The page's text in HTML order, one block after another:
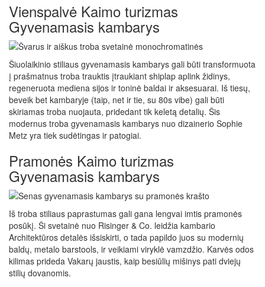
Vienspalvė Kaimo turizmas
Gyvenamasis kambarys
Šiuolaikinio stiliaus gyvenamasis kambarys gali būti transformuota
į prašmatnus troba trauktis įtraukiant shiplap aplink židinys,
regeneruota mediena sijos ir toninė baldai ir aksesuarai. Iš tiesų,
beveik bet kambaryje (taip, net ir tie, su 80s vibe) gali būti
skiriamas troba nuojauta, pridedant tik keletą detalių. Šis
modernus troba gyvenamasis kambarys nuo dizainerio Sophie
Metz yra tiek sudėtingas ir patogiai.
Pramonės Kaimo turizmas
Gyvenamasis kambarys
Iš troba stiliaus paprastumas gali gana lengvai imtis pramonės
posūkį. Ši svetainė nuo Risinger & Co. leidžia kambario
Architektūros detalės išsiskirti, o tada papildo juos su modernių
baldų, metalo barstools, ir veikiami viryklė vamzdžio. Karvės odos
kilimas prideda Vakarų jaustis, kaip besiūlių mišinys pati dviejų
stilių dovanomis.